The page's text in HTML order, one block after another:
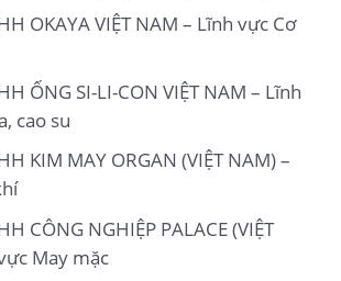
OKAYA VIỆT NAM – Lĩnh vực Cơ
ỐNG SI-LI-CON VIỆT NAM – Lĩnh
cao su
KIM MAY ORGAN (VIỆT NAM) –
CÔNG NGHIỆP PALACE (VIỆT
May mặc